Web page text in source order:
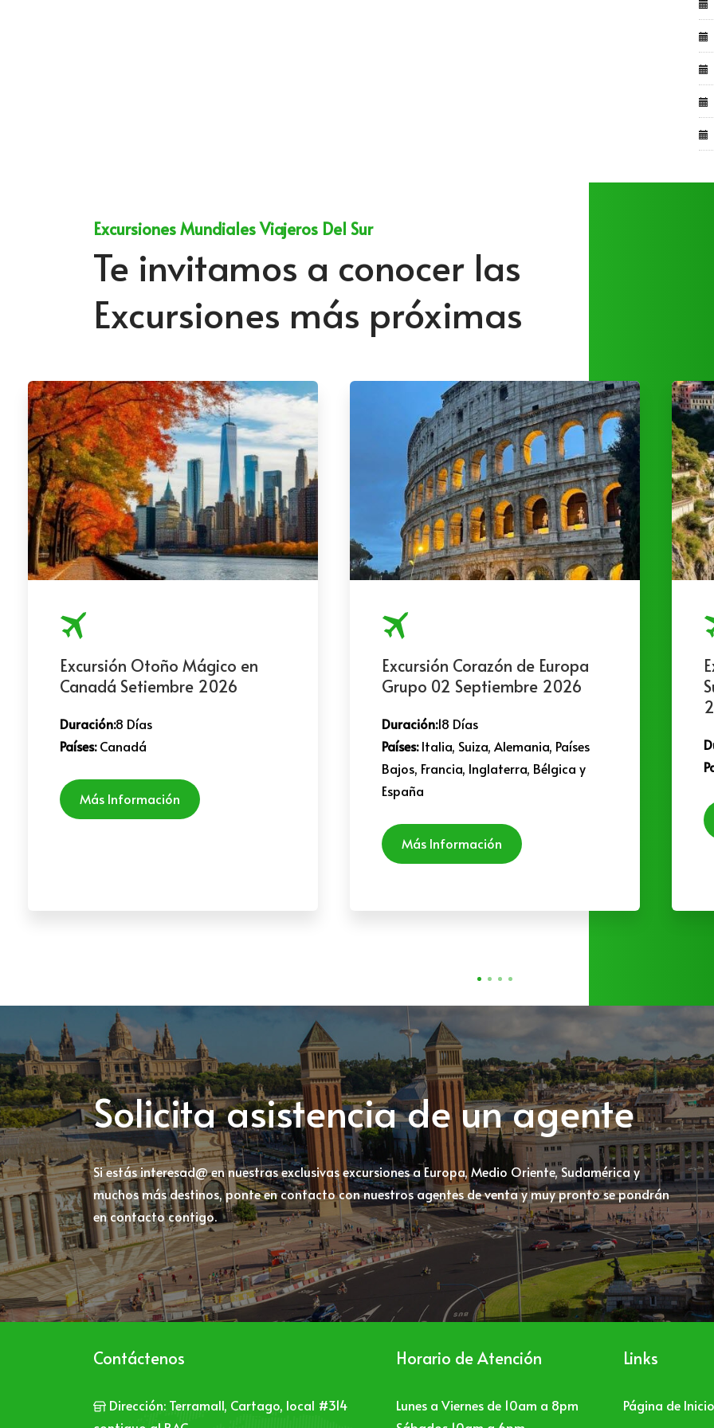
Excursiones Mundiales Viajeros Del Sur
Te invitamos a conocer las
Excursiones más próximas
Excursión Otoño Mágico en
Canadá Setiembre 2026
Duración:8 Días
Países:Canadá
Más Información
Excursión Corazón de Europa
Grupo 02 Septiembre 2026
Duración:18 Días
Países:Italia, Suiza, Alemania, Países
Bajos, Francia, Inglaterra, Bélgica y
España
Más Información
Solicita asistencia de un agente
Si estás interesad@ en nuestras exclusivas excursiones a Europa, Medio Oriente, Sudamérica y
muchos más destinos, ponte en contacto con nuestros agentes de venta y muy pronto se pondrán
en contacto contigo.
Contáctenos
Dirección: Terramall, Cartago, local #314
Horario de Atención
Lunes a Viernes de 10am a 8pm
Links
Página de Inicio